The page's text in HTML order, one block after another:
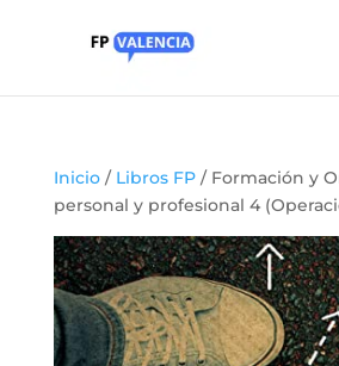
Inicio/ Libros FP/ Formación y
personal y profesional 4